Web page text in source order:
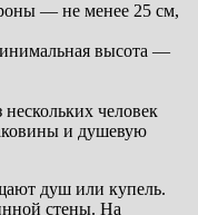
— не менее 25 см,
высота —
человек
и душевую
душ или купель.
стены. На